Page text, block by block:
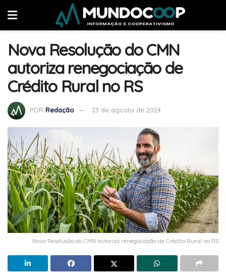
Nova Resolução do CMN
autoriza renegociação de
Crédito Rural no RS
POR Redação 23 de agosto de 2024
Nova Resolução do CMN autoriza renegociação de Crédito Rural no RS